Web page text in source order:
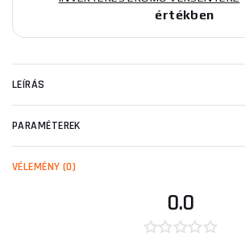
értékben
LEÍRÁS
PARAMÉTEREK
VÉLEMÉNY (0)
0.0